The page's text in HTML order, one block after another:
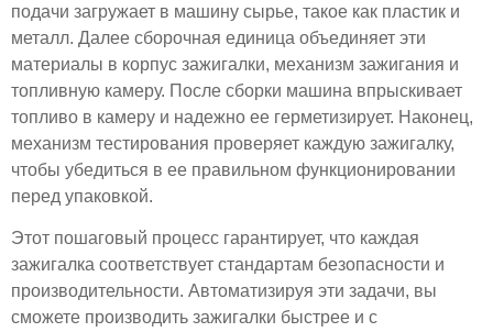
подачи загружает в машину сырье, такое как пластик и
металл. Далее сборочная единица объединяет эти
материалы в корпус зажигалки, механизм зажигания и
топливную камеру. После сборки машина впрыскивает
топливо в камеру и надежно ее герметизирует. Наконец,
механизм тестирования проверяет каждую зажигалку,
чтобы убедиться в ее правильном функционировании
перед упаковкой.
Этот пошаговый процесс гарантирует, что каждая
зажигалка соответствует стандартам безопасности и
производительности. Автоматизируя эти задачи, вы
сможете производить зажигалки быстрее и с